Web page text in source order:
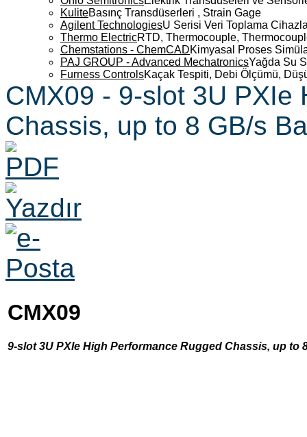
KuliteBasınç Transdüserleri , Strain Gage
Agilent TechnologiesU Serisi Veri Toplama
Thermo ElectricRTD, Thermocouple,
Chemstations - ChemCADKimyasal Proses
PAJ GROUP - Advanced MechatronicsYağda Su
Furness ControlsKaçak Tespiti, Debi Ölçümü,
CMX09 - 9-slot 3U PXIe
Chassis, up to 8 GB/s
CMX09
9-slot 3U PXIe High Performance Rugged Chassis, up to